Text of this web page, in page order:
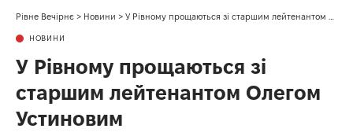
Рівне Вечірнє > Новини > У Рівному прощаються зі старшим лейтенантом Олегом Устиновим
НОВИНИ
У Рівному прощаються зі
старшим лейтенантом Олегом
Устиновим